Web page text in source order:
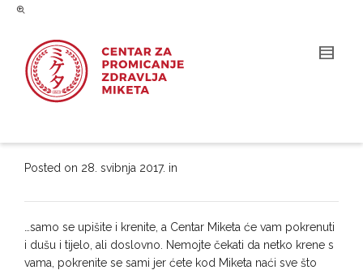
Posted on 28. svibnja 2017. in
…samo se upišite i krenite, a Centar Miketa će vam pokrenuti
i dušu i tijelo, ali doslovno. Nemojte čekati da netko krene s
vama, pokrenite se sami jer ćete kod Miketa naći sve što